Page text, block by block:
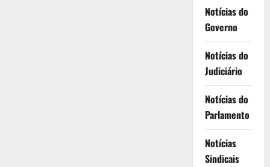
Notícias do
Governo
Notícias do
Judiciário
Notícias do
Parlamento
Notícias
Sindicais